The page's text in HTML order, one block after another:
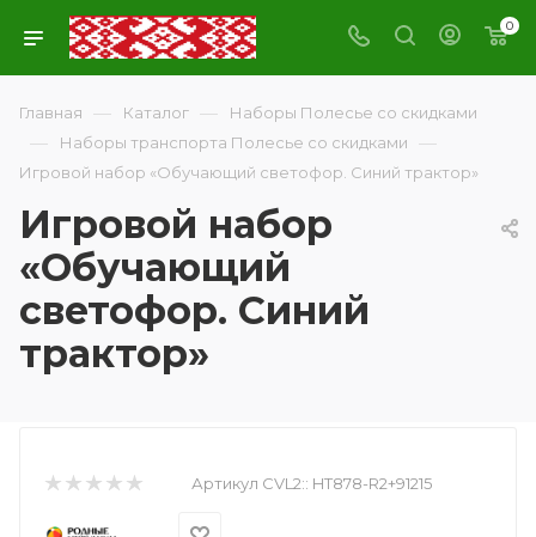
0
Главная — Каталог — Наборы Полесье со скидками
— Наборы транспорта Полесье со скидками —
Игровой набор «Обучающий светофор. Синий трактор»
Игровой набор
«Обучающий
светофор. Синий
трактор»
Артикул CVL2:: HT878-R2+91215